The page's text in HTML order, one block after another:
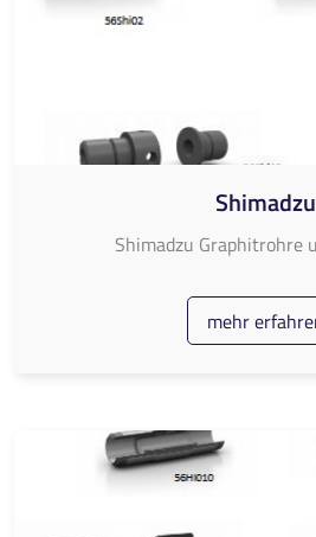
Shimadzu
Shimadzu Graphitrohre
mehr